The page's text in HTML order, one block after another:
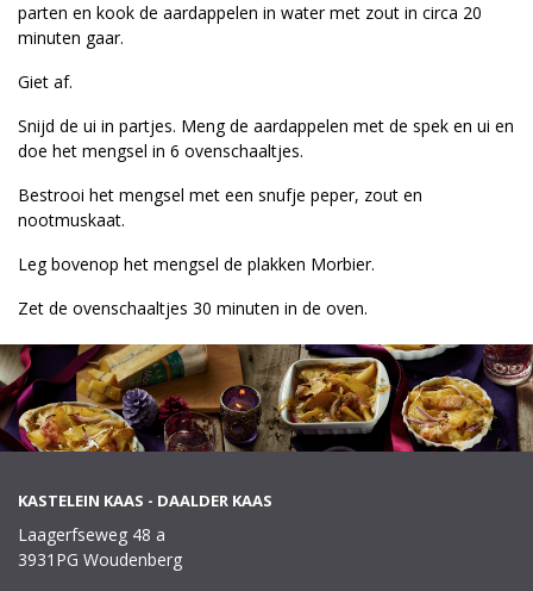
parten en kook de aardappelen in water met zout in circa 20
minuten gaar.
Giet af.
Snijd de ui in partjes. Meng de aardappelen met de spek en ui en
doe het mengsel in 6 ovenschaaltjes.
Bestrooi het mengsel met een snufje peper, zout en
nootmuskaat.
Leg bovenop het mengsel de plakken Morbier.
Zet de ovenschaaltjes 30 minuten in de oven.
KASTELEIN KAAS - DAALDER KAAS
Laagerfseweg 48 a
3931PG Woudenberg